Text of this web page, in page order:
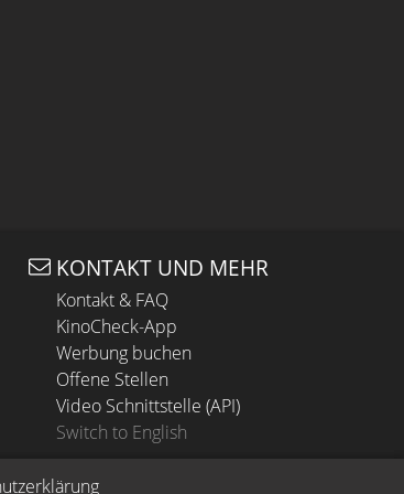
KONTAKT UND MEHR
Kontakt & FAQ
KinoCheck-App
Werbung buchen
Offene Stellen
Video Schnittstelle (API)
Switch to English